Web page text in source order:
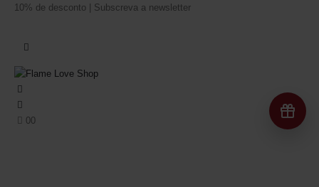
10% de desconto | Subscreva a newsletter
00